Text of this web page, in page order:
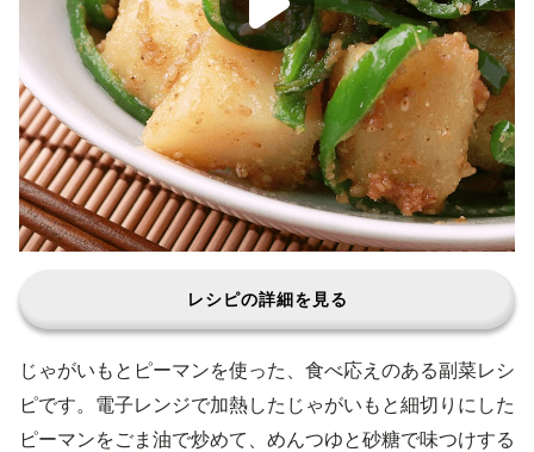
レシピの詳細を見る
じゃがいもとピーマンを使った、食べ応えのある副菜レシ
ピです。電子レンジで加熱したじゃがいもと細切りにした
ピーマンをごま油で炒めて、めんつゆと砂糖で味つけする